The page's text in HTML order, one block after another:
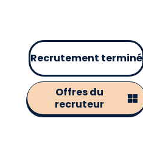
Recrutement terminé
Offres du
recruteur